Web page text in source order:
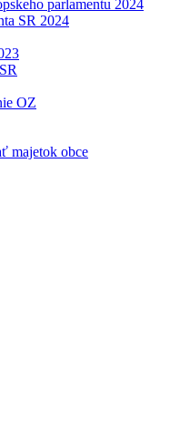
parlamentu 2024
SR 2024
OZ
majetok obce